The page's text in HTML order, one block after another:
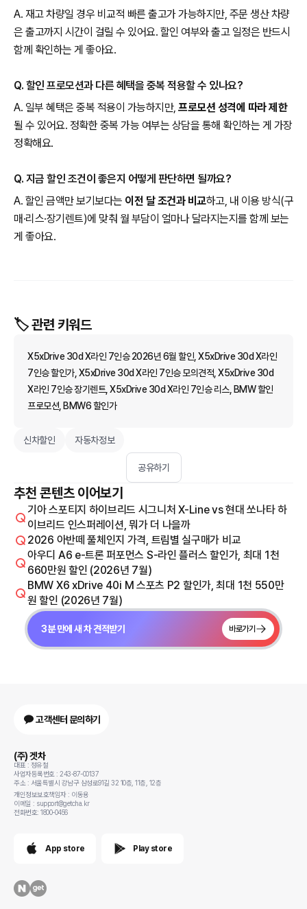
A. 재고 차량일 경우 비교적 빠른 출고가 가능하지만, 주문 생산 차량
은 출고까지 시간이 걸릴 수 있어요. 할인 여부와 출고 일정은 반드시
함께 확인하는 게 좋아요.
Q. 할인 프로모션과 다른 혜택을 중복 적용할 수 있나요?
A. 일부 혜택은 중복 적용이 가능하지만, 프로모션 성격에 따라 제한
될 수 있어요. 정확한 중복 가능 여부는 상담을 통해 확인하는 게 가장
정확해요.
Q. 지금 할인 조건이 좋은지 어떻게 판단하면 될까요?
A. 할인 금액만 보기보다는 이전 달 조건과 비교하고, 내 이용 방식(구
매·리스·장기렌트)에 맞춰 월 부담이 얼마나 달라지는지를 함께 보는
게 좋아요.
🏷️ 관련 키워드
X5xDrive 30d X라인 7인승 2026년 6월 할인, X5xDrive 30d X라인
7인승 할인가, X5xDrive 30d X라인 7인승 모의견적, X5xDrive 30d
X라인 7인승 장기렌트, X5xDrive 30d X라인 7인승 리스, BMW 할인
프로모션, BMW6 할인가
신차할인 자동차정보
공유하기
추천 콘텐츠 이어보기
기아 스포티지 하이브리드 시그니처 X-Line vs 현대 쏘나타 하
이브리드 인스퍼레이션, 뭐가 더 나을까
2026 아반떼 풀체인지 가격, 트림별 실구매가 비교
아우디 A6 e-트론 퍼포먼스 S-라인 플러스 할인가, 최대 1천
660만원 할인 (2026년 7월)
BMW X6 xDrive 40i M 스포츠 P2 할인가, 최대 1천 550만
원 할인 (2026년 7월)
3분 만에 새 차 견적받기 바로가기
고객센터 문의하기
(주) 겟차
대표 : 정유철
사업자등록번호 : 243-87-00137
주소 : 서울특별시 강남구 삼성로91길 32 10층, 11층, 12층
개인정보보호책임자 : 이동용
이메일 : support@getcha.kr
전화번호: 1800-0456
App store Play store